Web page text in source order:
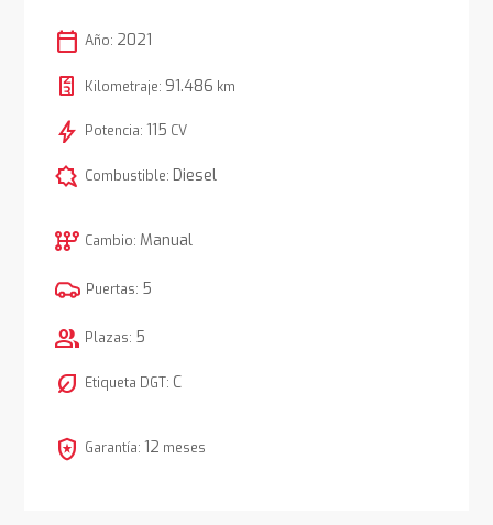
calendar_today Año: 2021
Kilometraje: 91.486 km
bolt Potencia: 115 CV
comic_bubble Combustible: Diesel
auto_transmission Cambio: Manual
Puertas: 5
group Plazas: 5
nest_eco_leaf Etiqueta DGT: C
local_police Garantía: 12 meses